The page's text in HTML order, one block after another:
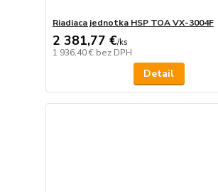
Riadiaca jednotka HSP TOA VX-3004F
2 381,77 €/ks
1 936,40 € bez DPH
Detail